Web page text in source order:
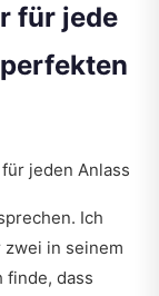
für jede
jeden Anlass
Ich
in seinem
finde, dass